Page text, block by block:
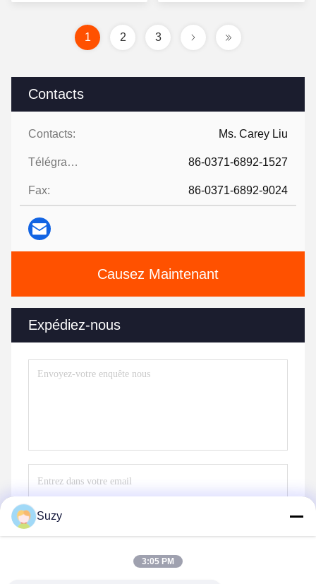
Contacts
Contacts: Ms. Carey Liu
Télégramme: 86-0371-6892-1527
Fax: 86-0371-6892-9024
Causez Maintenant
Expédiez-nous
Envoyez
1 2 3
Suzy
3:05 PM